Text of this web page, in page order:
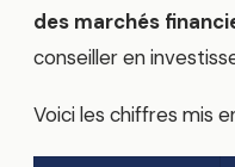
des marchés
conseiller en
Voici les chiffres mis